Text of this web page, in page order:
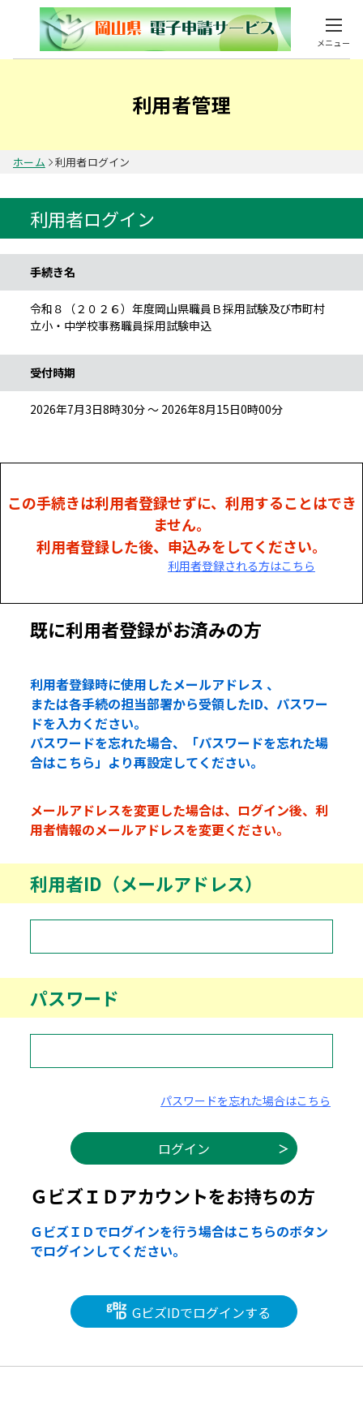
メニュー
利用者管理
ホーム 利用者ログイン
利用者ログイン
手続き名
令和８（２０２６）年度岡山県職員Ｂ採用試験及び市町村
立小・中学校事務職員採用試験申込
受付時期
2026年7月3日8時30分 ～ 2026年8月15日0時00分
この手続きは利用者登録せずに、利用することはでき
ません。
利用者登録した後、申込みをしてください。
利用者登録される方はこちら
既に利用者登録がお済みの方
利用者登録時に使用したメールアドレス 、
または各手続の担当部署から受領したID、パスワー
ドを入力ください。
パスワードを忘れた場合、「パスワードを忘れた場
合はこちら」より再設定してください。
メールアドレスを変更した場合は、ログイン後、利
用者情報のメールアドレスを変更ください。
利用者ID（メールアドレス）
パスワード
パスワードを忘れた場合はこちら
ＧビズＩＤアカウントをお持ちの方
ＧビズＩＤでログインを行う場合はこちらのボタン
でログインしてください。
GビズIDでログインする